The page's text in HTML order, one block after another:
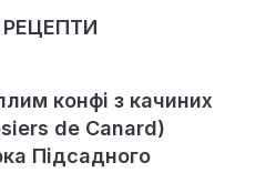
конфі з качиних
de Canard)
Підсадного